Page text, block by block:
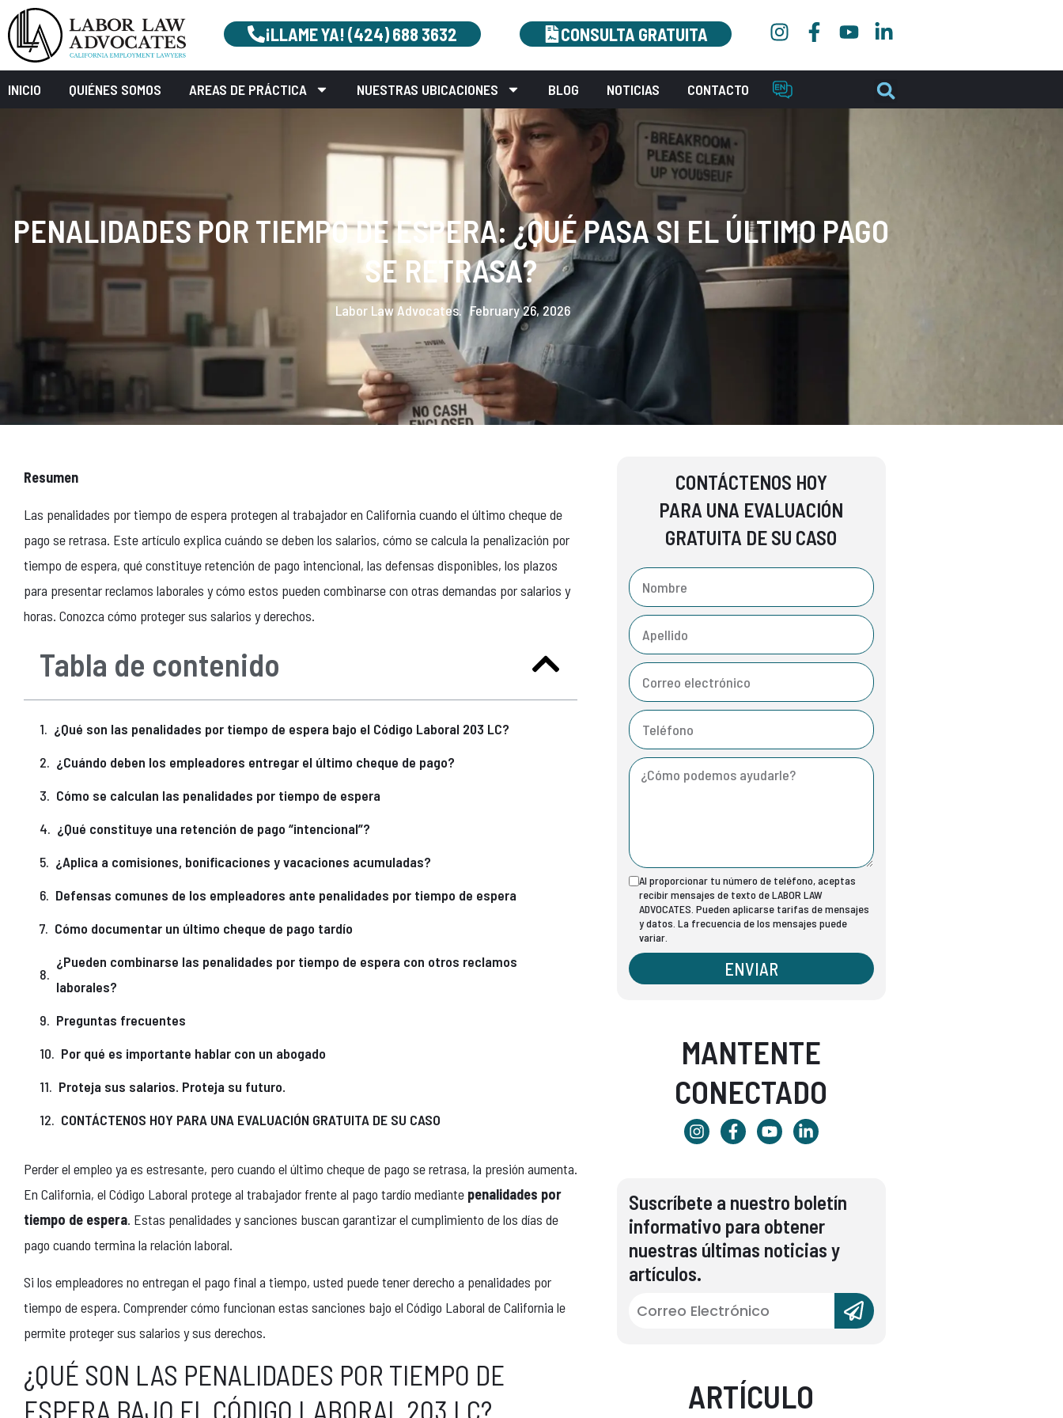
¡LLAME YA! (424) 688 3632 CONSULTA GRATUITA
INICIO QUIÉNES SOMOS AREAS DE PRÁCTICA NUESTRAS UBICACIONES BLOG NOTICIAS CONTACTO
PENALIDADES POR TIEMPO DE ESPERA: ¿QUÉ PASA SI EL ÚLTIMO PAGO
SE RETRASA?
Labor Law Advocates. February 26, 2026
Resumen
Las penalidades por tiempo de espera protegen al trabajador en California cuando el último cheque de
pago se retrasa. Este artículo explica cuándo se deben los salarios, cómo se calcula la penalización por
tiempo de espera, qué constituye retención de pago intencional, las defensas disponibles, los plazos
para presentar reclamos laborales y cómo estos pueden combinarse con otras demandas por salarios y
horas. Conozca cómo proteger sus salarios y derechos.
Tabla de contenido
¿Qué son las penalidades por tiempo de espera bajo el Código Laboral 203 LC?
¿Cuándo deben los empleadores entregar el último cheque de pago?
Cómo se calculan las penalidades por tiempo de espera
¿Qué constituye una retención de pago “intencional”?
¿Aplica a comisiones, bonificaciones y vacaciones acumuladas?
Defensas comunes de los empleadores ante penalidades por tiempo de espera
Cómo documentar un último cheque de pago tardío
¿Pueden combinarse las penalidades por tiempo de espera con otros reclamos
laborales?
Preguntas frecuentes
Por qué es importante hablar con un abogado
Proteja sus salarios. Proteja su futuro.
CONTÁCTENOS HOY PARA UNA EVALUACIÓN GRATUITA DE SU CASO
Perder el empleo ya es estresante, pero cuando el último cheque de pago se retrasa, la presión aumenta.
En California, el Código Laboral protege al trabajador frente al pago tardío mediante penalidades por
tiempo de espera. Estas penalidades y sanciones buscan garantizar el cumplimiento de los días de
pago cuando termina la relación laboral.
Si los empleadores no entregan el pago final a tiempo, usted puede tener derecho a penalidades por
tiempo de espera. Comprender cómo funcionan estas sanciones bajo el Código Laboral de California le
permite proteger sus salarios y sus derechos.
¿QUÉ SON LAS PENALIDADES POR TIEMPO DE
ESPERA BAJO EL CÓDIGO LABORAL 203 LC?
CONTÁCTENOS HOY
PARA UNA EVALUACIÓN
GRATUITA DE SU CASO
Al proporcionar tu número de teléfono, aceptas
recibir mensajes de texto de LABOR LAW
ADVOCATES. Pueden aplicarse tarifas de mensajes
y datos. La frecuencia de los mensajes puede
variar.
ENVIAR
MANTENTE
CONECTADO
Suscríbete a nuestro boletín
informativo para obtener
nuestras últimas noticias y
artículos.
ARTÍCULO